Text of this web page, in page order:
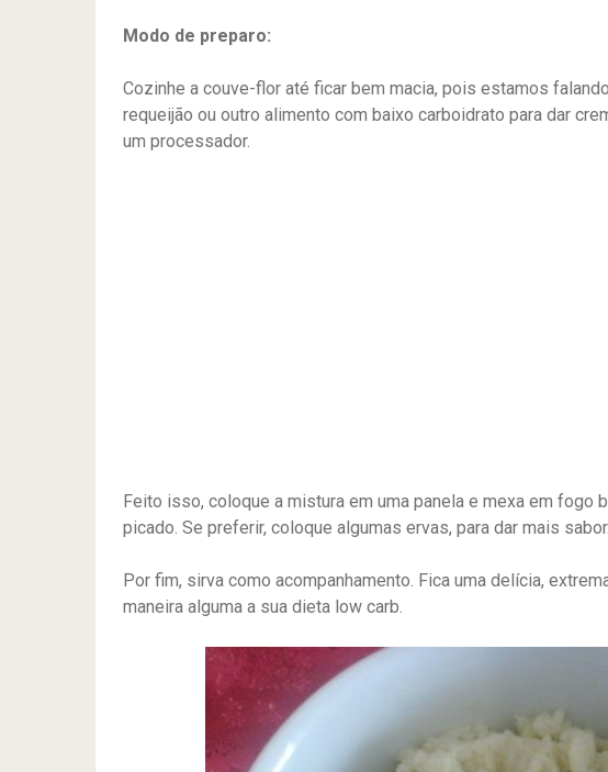
Modo de preparo:
Cozinhe a couve-flor até ficar bem macia, pois estamos
requeijão ou outro alimento com baixo carboidrato para dar
um processador.
Feito isso, coloque a mistura em uma panela e mexa em fogo
picado. Se preferir, coloque algumas ervas, para dar mais sabor.
Por fim, sirva como acompanhamento. Fica uma delícia,
maneira alguma a sua dieta low carb.